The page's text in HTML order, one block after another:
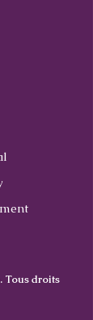
Tous droits